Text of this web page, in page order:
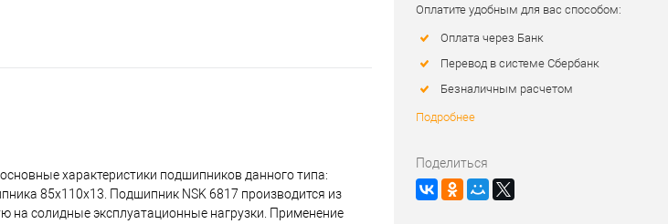
характеристики подшипников данного типа:
85x110x13. Подшипник NSK 6817 производится из
на солидные эксплуатационные нагрузки. Применение
Оплатите удобным для вас способом:
Оплата через Банк
Перевод в системе Сбербанк
Безналичным расчетом
Подробнее
Поделиться